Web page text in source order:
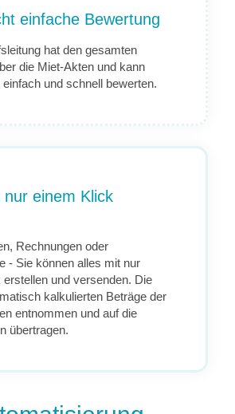
einfache Bewertung
hat den gesamten
die Miet-Akten und kann
und schnell bewerten.
nur einem Klick
Rechnungen oder
- Sie können alles mit nur
und versenden. Die
kalkulierten Beträge der
entnommen und auf die
übertragen.